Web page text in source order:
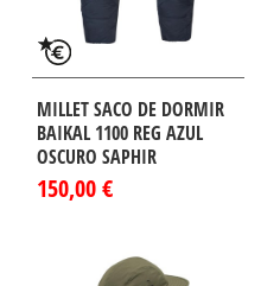
MILLET SACO DE DORMIR
BAIKAL 1100 REG AZUL
OSCURO SAPHIR
150,00 €